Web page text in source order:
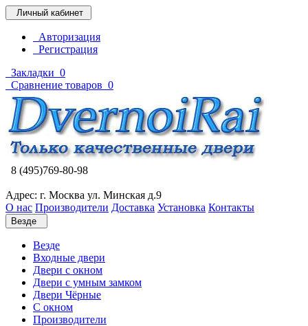
Личный кабинет
Авторизация
Регистрация
Закладки 0
Сравнение товаров 0
8 (495)769-80-98
Адрес: г. Москва ул. Минская д.9
О нас Производители Доставка Установка Контакты
Везде
Везде
Входные двери
Двери с окном
Двери с умным замком
Двери Чёрные
C окном
Производители